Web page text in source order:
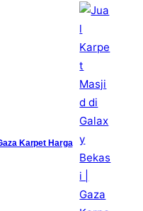
Karpet Harga